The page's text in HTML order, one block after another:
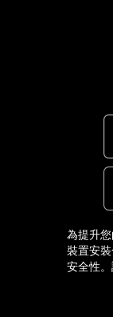
為提升
裝置安
安全性